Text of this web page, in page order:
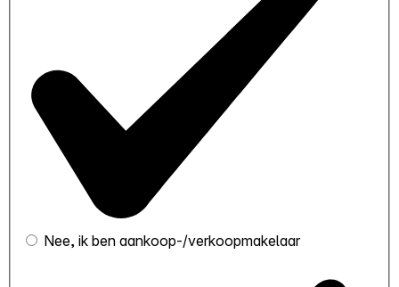
Nee, ik ben aankoop-/verkoopmakelaar